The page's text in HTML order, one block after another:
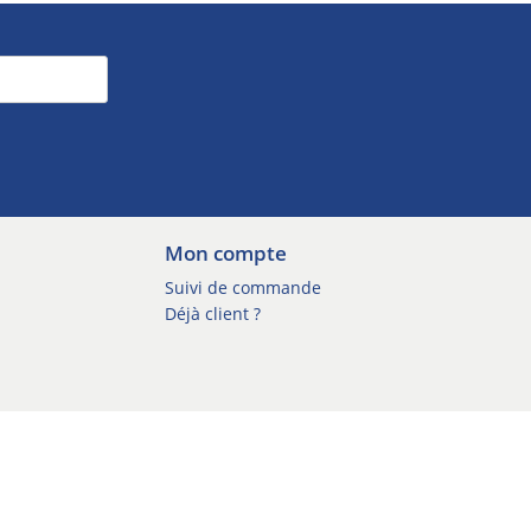
Mon compte
Suivi de commande
Déjà client ?